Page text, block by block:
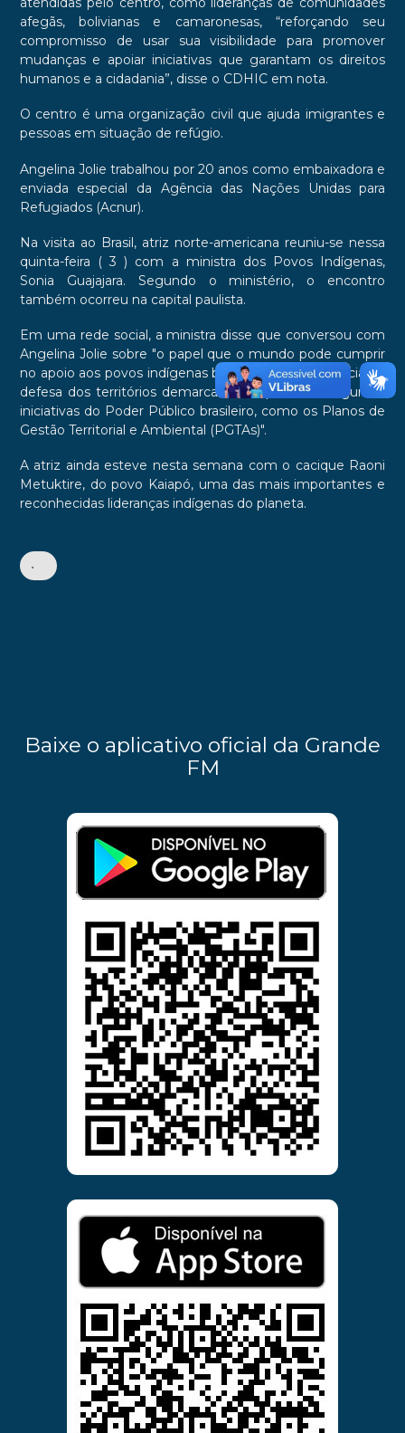
afegãs, bolivianas e camaronesas, “reforçando seu
compromisso de usar sua visibilidade para promover
mudanças e apoiar iniciativas que garantam os direitos
humanos e a cidadania”, disse o CDHIC em nota.
O centro é uma organização civil que ajuda imigrantes e
pessoas em situação de refúgio.
Angelina Jolie trabalhou por 20 anos como embaixadora e
enviada especial da Agência das Nações Unidas para
Refugiados (Acnur).
Na visita ao Brasil, atriz norte-americana reuniu-se nessa
quinta-feira ( 3 ) com a ministra dos Povos Indígenas,
Sonia Guajajara. Segundo o ministério, o encontro
também ocorreu na capital paulista.
Em uma rede social, a ministra disse que conversou com
Angelina Jolie sobre "o papel que o mundo pode cumprir
no apoio aos povos indígenas brasileiros, a importância da
defesa dos territórios demarcados e apresentei algumas
iniciativas do Poder Público brasileiro, como os Planos de
Gestão Territorial e Ambiental (PGTAs)".
A atriz ainda esteve nesta semana com o cacique Raoni
Metuktire, do povo Kaiapó, uma das mais importantes e
reconhecidas lideranças indígenas do planeta.
•
Baixe o aplicativo oficial da Grande
FM